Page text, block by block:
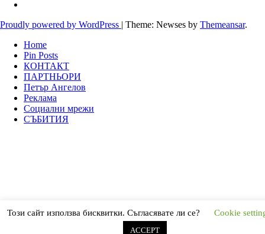
Proudly powered by WordPress | Theme: Newses by Themeansar.
Home
Pin Posts
КОНТАКТ
ПАРТНЬОРИ
Петър Ангелов
Реклама
Социални мрежи
СЪБИТИЯ
Този сайт използва бисквитки. Съгласявате ли се? Cookie
ACCEPT